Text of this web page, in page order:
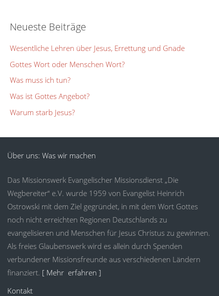
Neueste Beiträge
Wesentliche Lehren über Jesus, Errettung und Gnade
Gottes Wort oder Menschen Wort?
Was muss ich tun?
Was ist Gottes Angebot?
Warum starb Jesus?
Über uns: Was wir machen
Das Missionswerk Evangelischer Missionsdienst „Die
Wegbereiter“ e.V. wurde 1959 von Evangelist Heinrich
Ostrowski mit dem Ziel gegründet, in mit dem Wort Gottes
noch nicht erreichten Regionen Deutschlands zu
evangelisieren und Menschen für Jesus Christus zu gewinnen.
Als freies Glaubenswerk wird es allein durch Spenden
verbundener Missionsfreunde aus verschiedenen Ländern
finanziert. [ Mehr erfahren ]
Kontakt